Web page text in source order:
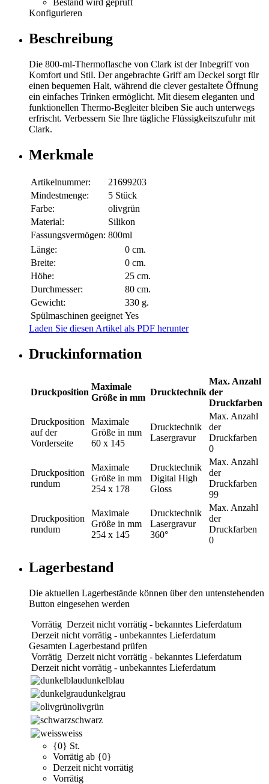
Bestand wird geprüft
Konfigurieren
Beschreibung
Die 800-ml-Thermoflasche von Clark ist der Inbegriff von
Komfort und Stil. Der angebrachte Griff am Deckel sorgt für
einen bequemen Halt, während die clever gestaltete Öffnung
ein einfaches Trinken ermöglicht. Mit diesem eleganten und
funktionellen Thermo-Begleiter bleiben Sie auch unterwegs
erfrischt. Verbessern Sie Ihre tägliche Flüssigkeitszufuhr mit
Clark.
Merkmale
Artikelnummer:
21699203
Mindestmenge:
5 Stück
Farbe:
olivgrün
Material:
Silikon
Fassungsvermögen: 800ml
Länge:
0 cm.
Breite:
0 cm.
Höhe:
25 cm.
Durchmesser:
80 cm.
Gewicht:
330 g.
Spülmaschinen geeignet Yes
Laden Sie diesen Artikel als PDF herunter
Druckinformation
Druckposition
Maximale
Größe in mm
Drucktechnik
Max. Anzahl
der
Druckfarben
Druckposition
auf der
Vorderseite
Maximale
Größe in mm
60 x 145
Drucktechnik
Lasergravur
Max. Anzahl
der
Druckfarben
0
Druckposition
rundum
Maximale
Größe in mm
254 x 178
Drucktechnik
Digital High
Gloss
Max. Anzahl
der
Druckfarben
99
Druckposition
rundum
Maximale
Größe in mm
254 x 145
Drucktechnik
Lasergravur
360°
Max. Anzahl
der
Druckfarben
0
Lagerbestand
Die aktuellen Lagerbestände können über den untenstehenden
Button eingesehen werden
Vorrätig Derzeit nicht vorrätig - bekanntes Lieferdatum
Derzeit nicht vorrätig - unbekanntes Lieferdatum
Gesamten Lagerbestand prüfen
Vorrätig Derzeit nicht vorrätig - bekanntes Lieferdatum
Derzeit nicht vorrätig - unbekanntes Lieferdatum
dunkelblau
dunkelgrau
olivgrün
schwarz
weiss
{0} St.
Vorrätig ab {0}
Derzeit nicht vorrätig
Vorrätig